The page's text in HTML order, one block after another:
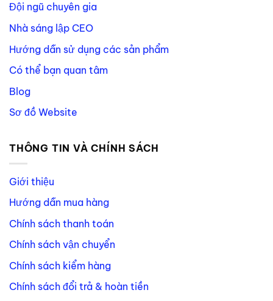
Đội ngũ chuyên gia
Nhà sáng lập CEO
Hướng dẫn sử dụng các sản phẩm
Có thể bạn quan tâm
Blog
Sơ đồ Website
THÔNG TIN VÀ CHÍNH SÁCH
Giới thiệu
Hướng dẫn mua hàng
Chính sách thanh toán
Chính sách vận chuyển
Chính sách kiểm hàng
Chính sách đổi trả & hoàn tiền